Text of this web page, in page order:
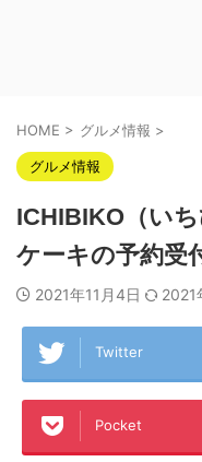
HOME > グルメ情報 >
グルメ情報
ICHIBIKO（い
ケーキの予約受
2021年11月4日 2021
Twitter
Pocket